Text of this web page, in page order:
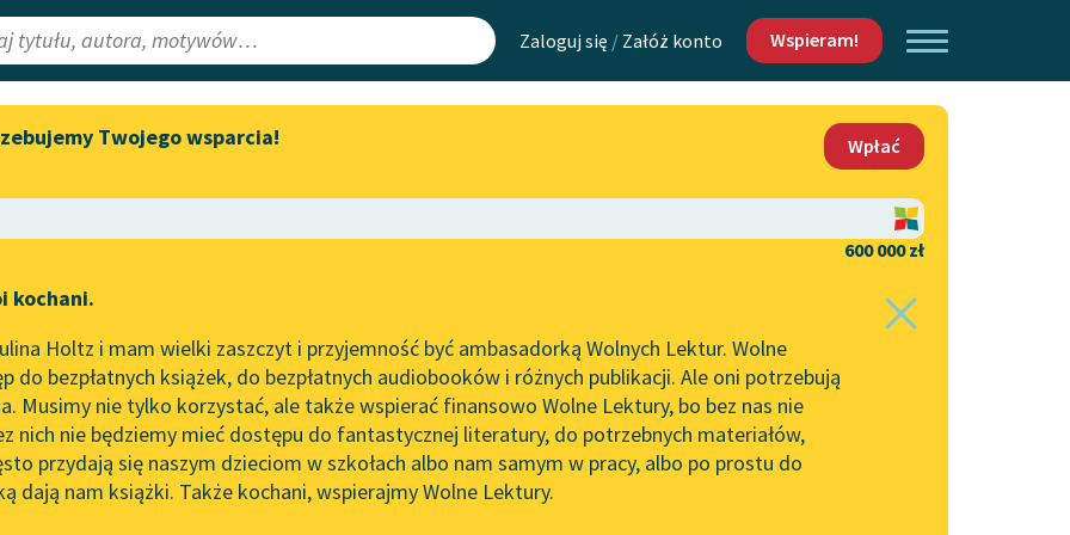
Zaloguj się / Załóż konto Wspieram!
Lektury
redakcyjne
Aktualności
„Prokurator Alicja Horn” do
literatury skandynawskiej
Spotkanie z Katarzyną Tunkiel
w Oslo
102. lata temu zmarł Joseph
Conrad
Mapa Wolnych Lektur
Leśmianator
API
OAI-PMH
Widget Wolnych Lektur
Kontakt
O projekcie
Zasady wykorzystania
Wolnych Lektur
Logotypy
Materiały promocyjne
Twojego wsparcia!
Wpłać
600 000 zł
kochani.
Holtz i mam wielki zaszczyt i przyjemność być ambasadorką Wolnych Lektur. Wolne
do bezpłatnych książek, do bezpłatnych audiobooków i różnych publikacji. Ale oni potrzebują
Musimy nie tylko korzystać, ale także wspierać finansowo Wolne Lektury, bo bez nas nie
nich nie będziemy mieć dostępu do fantastycznej literatury, do potrzebnych materiałów,
przydają się naszym dzieciom w szkołach albo nam samym w pracy, albo po prostu do
dają nam książki. Także kochani, wspierajmy Wolne Lektury.
w utworzeSzaleństwa panny Ewy